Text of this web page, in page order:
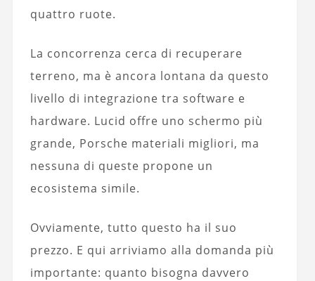
quattro ruote.
La concorrenza cerca di recuperare
terreno, ma è ancora lontana da questo
livello di integrazione tra software e
hardware. Lucid offre uno schermo più
grande, Porsche materiali migliori, ma
nessuna di queste propone un
ecosistema simile.
Ovviamente, tutto questo ha il suo
prezzo. E qui arriviamo alla domanda più
importante: quanto bisogna davvero